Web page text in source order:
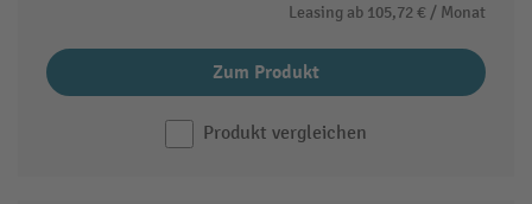
Leasing ab 105,72 € / Monat
Zum Produkt
Produkt vergleichen